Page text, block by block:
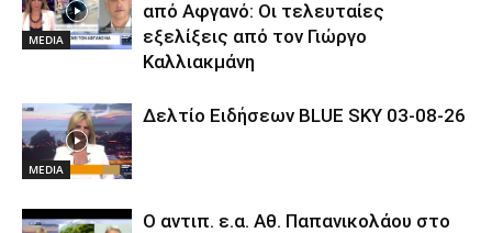
MEDIA
από Αφγανό: Οι τελευταίες
εξελίξεις από τον Γιώργο
Καλλιακμάνη
MEDIA
Δελτίο Ειδήσεων BLUE SKY 03-08-26
Ο αντιπ. ε.α. Αθ. Παπανικολάου στο